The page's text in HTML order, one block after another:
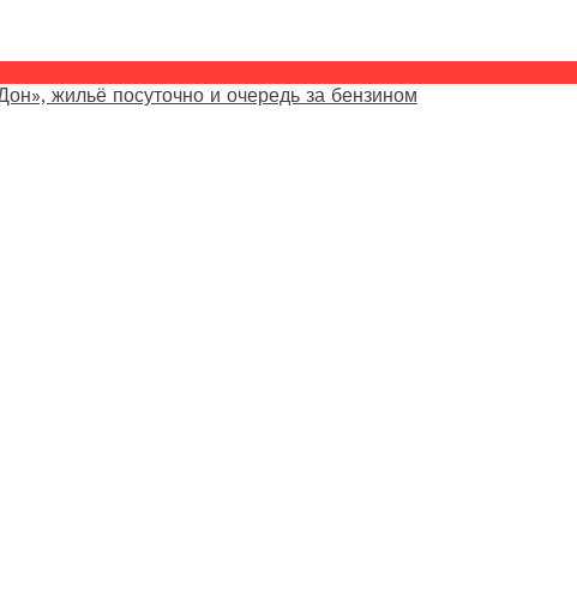
жильё посуточно и очередь за бензином